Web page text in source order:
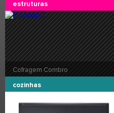
estruturas
Cofragem Combro
cozinhas